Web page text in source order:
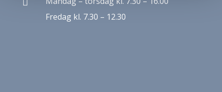
Fredag kl. 7.30 – 12.30